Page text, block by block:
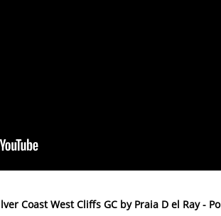
Coast West Cliffs GC by Praia D el Ray - Po